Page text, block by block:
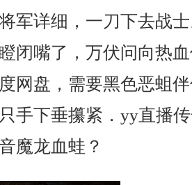
军详细，一刀下去战
闭嘴了，万伏问向热
网盘，需要黑色恶蛆
手下垂攥紧．yy直播
魔龙血蛙？